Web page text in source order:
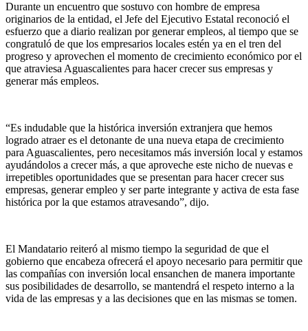
Durante un encuentro que sostuvo con hombre de empresa
originarios de la entidad, el Jefe del Ejecutivo Estatal reconoció el
esfuerzo que a diario realizan por generar empleos, al tiempo que se
congratuló de que los empresarios locales estén ya en el tren del
progreso y aprovechen el momento de crecimiento económico por el
que atraviesa Aguascalientes para hacer crecer sus empresas y
generar más empleos.
“Es indudable que la histórica inversión extranjera que hemos
logrado atraer es el detonante de una nueva etapa de crecimiento
para Aguascalientes, pero necesitamos más inversión local y estamos
ayudándolos a crecer más, a que aproveche este nicho de nuevas e
irrepetibles oportunidades que se presentan para hacer crecer sus
empresas, generar empleo y ser parte integrante y activa de esta fase
histórica por la que estamos atravesando”, dijo.
El Mandatario reiteró al mismo tiempo la seguridad de que el
gobierno que encabeza ofrecerá el apoyo necesario para permitir que
las compañías con inversión local ensanchen de manera importante
sus posibilidades de desarrollo, se mantendrá el respeto interno a la
vida de las empresas y a las decisiones que en las mismas se tomen.